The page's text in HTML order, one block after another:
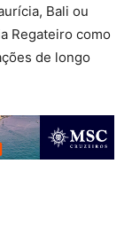
Bali ou
Regateiro como
de longo